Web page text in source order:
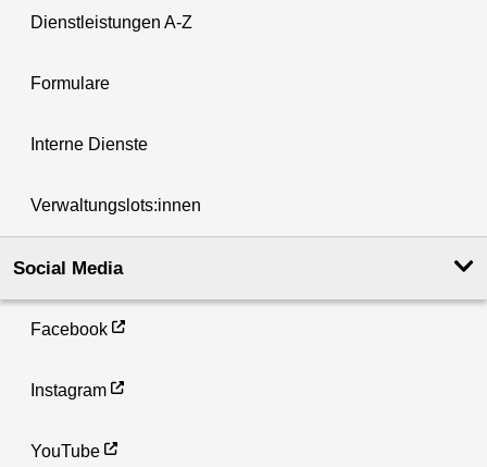
Dienstleistungen A-Z
Formulare
Interne Dienste
Verwaltungslots:innen
Social Media
Facebook
Instagram
YouTube